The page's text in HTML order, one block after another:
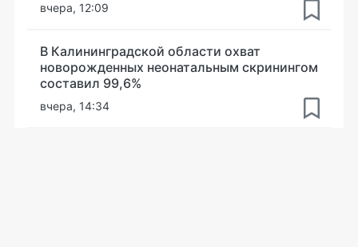
вчера, 12:09
В Калининградской области охват
новорожденных неонатальным скринингом
составил 99,6%
вчера, 14:34